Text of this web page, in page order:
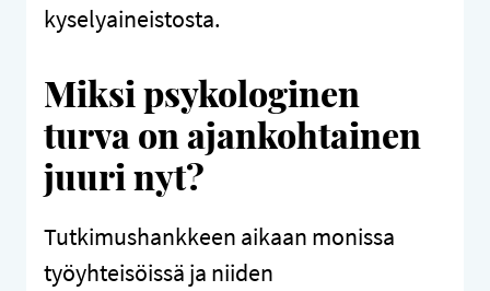
kyselyaineistosta.
Miksi psykologinen
turva on ajankohtainen
juuri nyt?
Tutkimushankkeen aikaan monissa
työyhteisöissä ja niiden